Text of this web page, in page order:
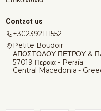
Contact us
+302392111552
Petite Boudoir
ΑΠΟΣΤΟΛΟΥ ΠΕΤΡΟΥ &
57019 Περαια - Peraía
Central Macedonia -